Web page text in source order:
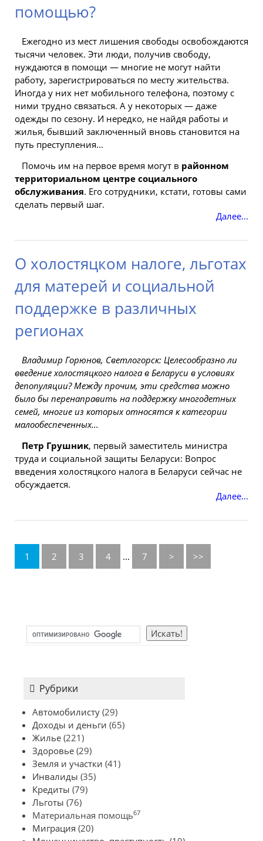
помощью?
Ежегодно из мест лишения свободы освобождаются
тысячи человек. Эти люди, получив свободу,
нуждаются в помощи — многие не могут найти
работу, зарегистрироваться по месту жительства.
Иногда у них нет мобильного телефона, поэтому с
ними трудно связаться. А у некоторых — даже
одежды по сезону. И нередко, не найдя работы и
жилья, бывший заключенный вновь становится на
путь преступления...
Помочь им на первое время могут в районном
территориальном центре социального
обслуживания. Его сотрудники, кстати, готовы сами
сделать первый шаг.
Далее...
О холостяцком налоге, льготах
для матерей и социальной
поддержке в различных
регионах
Владимир Горюнов, Светлогорск: Целесообразно ли
введение холостяцкого налога в Беларуси в условиях
депопуляции? Между прочим, эти средства можно
было бы перенаправить на поддержку многодетных
семей, многие из которых относятся к категории
малообеспеченных...
Петр Грушник, первый заместитель министра
труда и социальной защиты Беларуси: Вопрос
введения холостяцкого налога в Беларуси сейчас не
обсуждается.
Далее...
1 2 3 4 ... 7 > >>
Рубрики
Автомобилисту (29)
Доходы и деньги (65)
Жилье (221)
Здоровье (29)
Земля и участки (41)
Инвалиды (35)
Кредиты (79)
Льготы (76)
Материальная помощь67
Миграция (20)